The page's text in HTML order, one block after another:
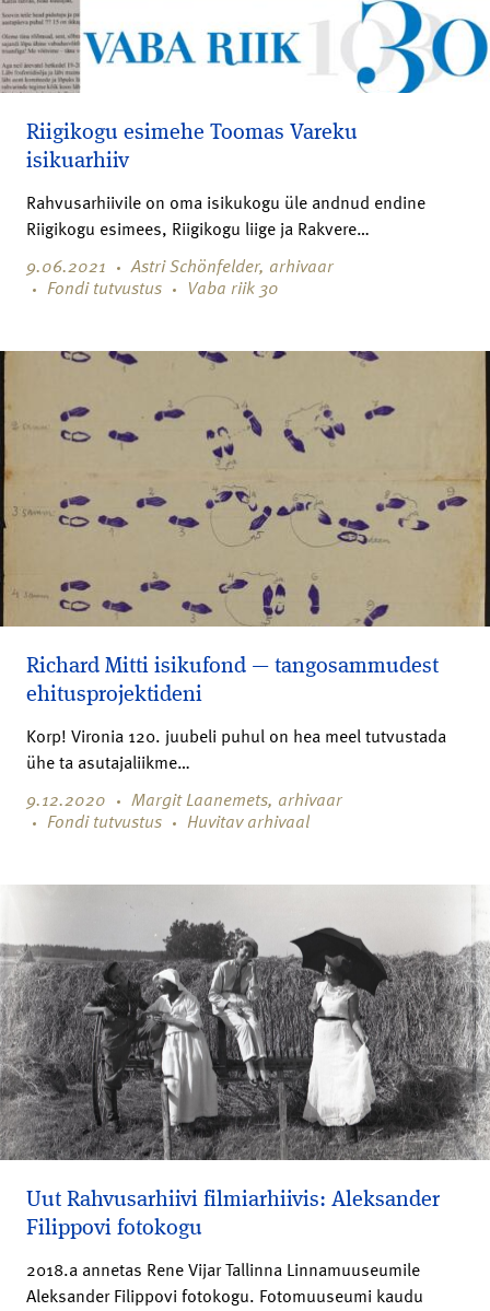
Riigikogu esimehe Toomas Vareku
isikuarhiiv
Rahvusarhiivile on oma isikukogu üle andnud endine
Riigikogu esimees, Riigikogu liige ja Rakvere…
9.06.2021
Astri Schönfelder, arhivaar
Fondi tutvustus
Vaba riik 30
Richard Mitti isikufond — tangosammudest
ehitusprojektideni
Korp! Vironia 120. juubeli puhul on hea meel tutvustada
ühe ta asutajaliikme…
9.12.2020
Margit Laanemets, arhivaar
Fondi tutvustus
Huvitav arhivaal
Uut Rahvusarhiivi filmiarhiivis: Aleksander
Filippovi fotokogu
2018.a annetas Rene Vijar Tallinna Linnamuuseumile
Aleksander Filippovi fotokogu. Fotomuuseumi kaudu